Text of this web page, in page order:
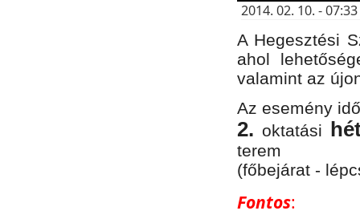
2014. 02. 10. -
A Hegesztési
ahol
valamint az
Az esemény
2. oktatási
terem
(főbejárat -
Fontos: